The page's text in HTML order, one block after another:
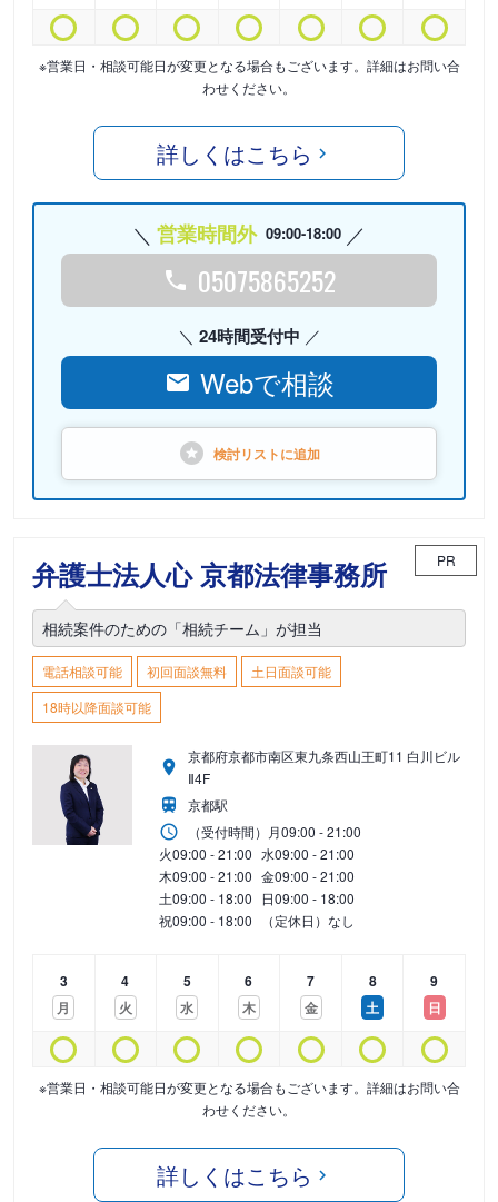
※営業日・相談可能日が変更となる場合もございます。詳細はお問い合
わせください。
詳しくはこちら
営業時間外 09:00-18:00
05075865252
24時間受付中
Webで相談
検討リストに追加
弁護士法人心 京都法律事務所 PR
相続案件のための「相続チーム」が担当
電話相談可能 初回面談無料
土日面談可能
18時以降面談可能
京都府京都市南区東九条西山王町11 白川ビル
Ⅱ4F
京都駅
（受付時間） 月09:00 - 21:00
火09:00 - 21:00 水09:00 - 21:00
木09:00 - 21:00 金09:00 - 21:00
土09:00 - 18:00 日09:00 - 18:00
祝09:00 - 18:00 （定休日）なし
3
月
4
火
5
水
6
木
7
金
8
土
9
日
※営業日・相談可能日が変更となる場合もございます。詳細はお問い合
わせください。
詳しくはこちら